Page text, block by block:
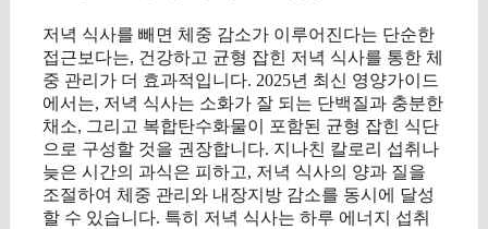
저녁 식사를 빼면 체중 감소가 이루어진다는 단순한
접근보다는, 건강하고 균형 잡힌 저녁 식사를 통한 체
중 관리가 더 효과적입니다. 2025년 최신 영양가이드
에서는, 저녁 식사는 소화가 잘 되는 단백질과 충분한
채소, 그리고 복합탄수화물이 포함된 균형 잡힌 식단
으로 구성할 것을 권장합니다. 지나친 칼로리 섭취나
늦은 시간의 과식은 피하고, 저녁 식사의 양과 질을
조절하여 체중 관리와 내장지방 감소를 동시에 달성
할 수 있습니다. 특히 저녁 식사는 하루 에너지 섭취